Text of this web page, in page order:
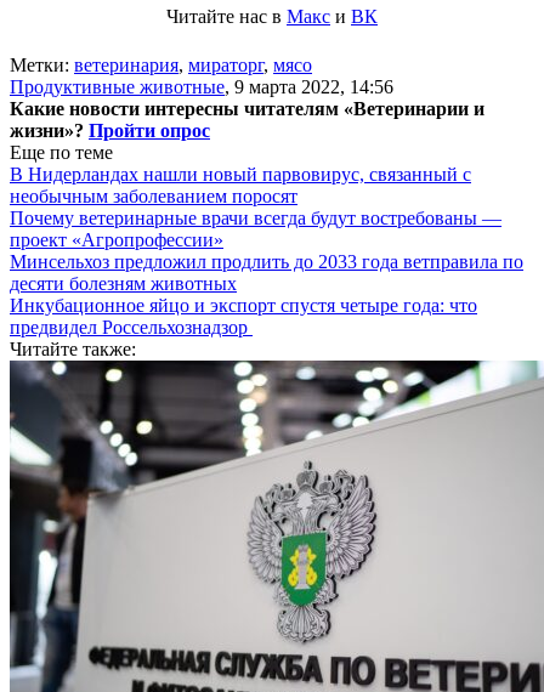
Читайте нас в Макс и ВК
Метки: ветеринария, мираторг, мясо
Продуктивные животные, 9 марта 2022, 14:56
Какие новости интересны читателям «Ветеринарии и
жизни»? Пройти опрос
Еще по теме
В Нидерландах нашли новый парвовирус, связанный с
необычным заболеванием поросят
Почему ветеринарные врачи всегда будут востребованы —
проект «Агропрофессии»
Минсельхоз предложил продлить до 2033 года ветправила по
десяти болезням животных
Инкубационное яйцо и экспорт спустя четыре года: что
предвидел Россельхознадзор
Читайте также: